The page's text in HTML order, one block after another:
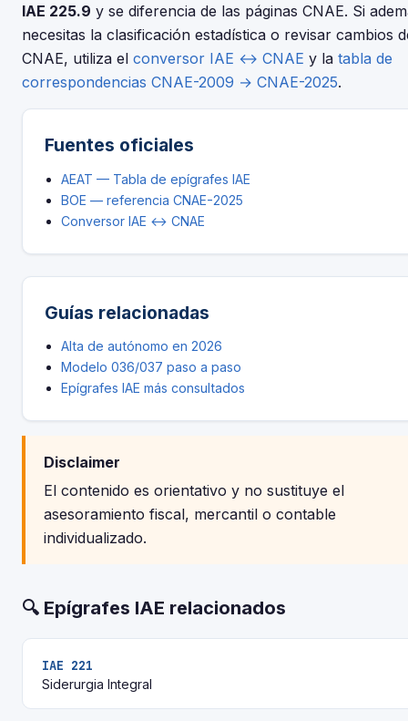
IAE 225.9 y se diferencia de las páginas CNAE. Si
necesitas la clasificación estadística o revisar cambios
CNAE, utiliza el conversor IAE ↔ CNAE y la tabla de
correspondencias CNAE-2009 → CNAE-2025.
Fuentes oficiales
AEAT — Tabla de epígrafes IAE
BOE — referencia CNAE-2025
Conversor IAE ↔ CNAE
Guías relacionadas
Alta de autónomo en 2026
Modelo 036/037 paso a paso
Epígrafes IAE más consultados
Disclaimer
El contenido es orientativo y no sustituye el
asesoramiento fiscal, mercantil o contable
individualizado.
🔍 Epígrafes IAE relacionados
IAE 221
Siderurgia Integral